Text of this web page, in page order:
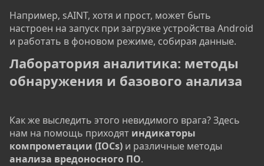
Например, sAINT, хотя и прост, может быть
настроен на запуск при загрузке устройства Android
и работать в фоновом режиме, собирая данные.
Лаборатория аналитика: методы
обнаружения и базового анализа​
Как же выследить этого невидимого врага? Здесь
нам на помощь приходят индикаторы
компрометации (IOCs) и различные методы
анализа вредоносного ПО.